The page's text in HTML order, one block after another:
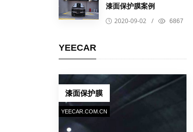
漆面保护膜案例
2020-09-02 / 6867
YEECAR
漆面保护膜
YEECAR.COM.CN